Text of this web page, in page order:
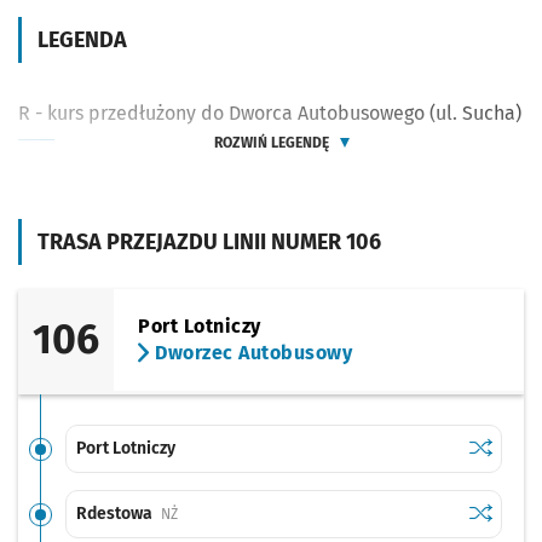
TRASA PRZEJAZDU LINII NUMER 106
106
Port Lotniczy
Dworzec Autobusowy
Port Lotniczy Sprawdź
Port
Rdestowa NŻPrzystanek na życzenie Sprawdź
LEGENDA
R - kurs przedłużony do Dworca Autobusowego (ul. Sucha)
ROZWIŃ LEGENDĘ